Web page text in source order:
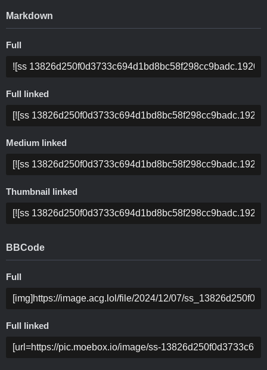
Markdown
Full
Full linked
Medium linked
Thumbnail linked
BBCode
Full
Full linked